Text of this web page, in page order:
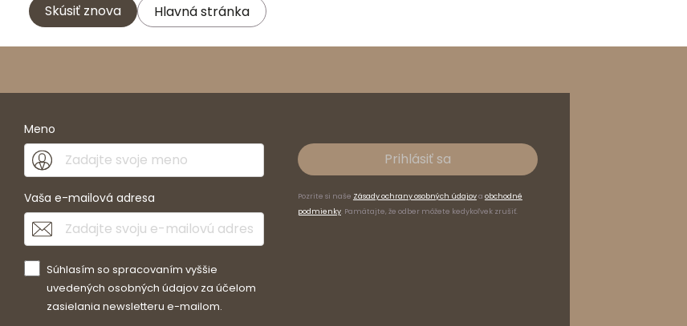
Skúsiť znova Hlavná stránka
Meno
Vaša e-mailová adresa
Súhlasím so spracovaním vyššie
uvedených osobných údajov za účelom
zasielania newsletteru e-mailom.
Prihlásiť sa
Pozrite si naše Zásady ochrany osobných údajova obchodné
podmienky. Pamätajte, že odber môžete kedykoľvek zrušiť.